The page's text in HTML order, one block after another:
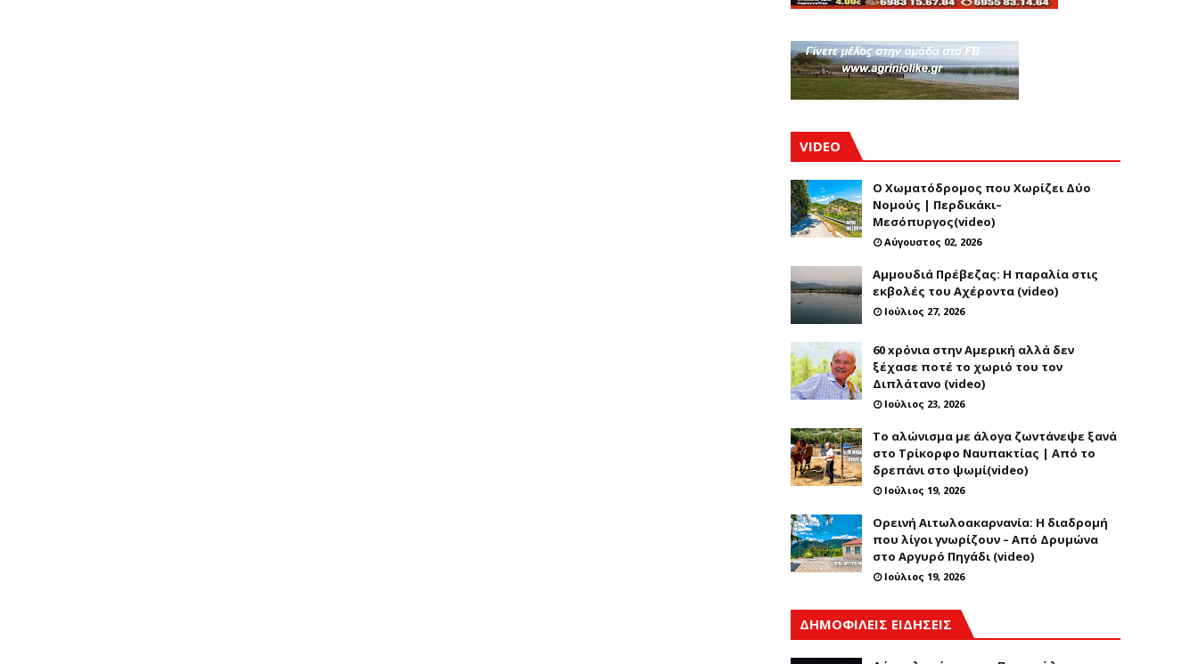
VIDEO
Ο Χωματόδρομος που Χωρίζει Δύο
Νομούς | Περδικάκι–
Μεσόπυργος(video)
Αύγουστος 02, 2026
Αμμουδιά Πρέβεζας: Η παραλία στις
εκβολές του Αχέροντα (video)
Ιούλιος 27, 2026
60 xρόνια στην Αμερική αλλά δεν
ξέχασε ποτέ το χωριό του τον
Διπλάτανο (video)
Ιούλιος 23, 2026
Το αλώνισμα με άλογα ζωντάνεψε ξανά
στο Τρίκορφο Ναυπακτίας | Από το
δρεπάνι στο ψωμί(video)
Ιούλιος 19, 2026
Ορεινή Αιτωλοακαρνανία: Η διαδρομή
που λίγοι γνωρίζουν – Από Δρυμώνα
στο Αργυρό Πηγάδι (video)
Ιούλιος 19, 2026
ΔΗΜΟΦΙΛΕΙΣ ΕΙΔΗΣΕΙΣ